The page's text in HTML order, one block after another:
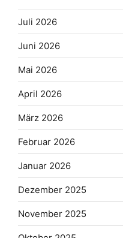
Juli 2026
Juni 2026
Mai 2026
April 2026
März 2026
Februar 2026
Januar 2026
Dezember 2025
November 2025